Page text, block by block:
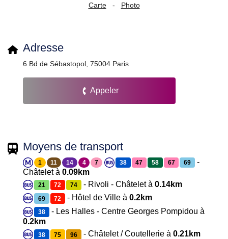
Carte - Photo
Adresse
6 Bd de Sébastopol, 75004 Paris
Appeler
Moyens de transport
1 11 14 4 7 38 47 58 67 69 -
Châtelet à 0.09km
21 72 74 - Rivoli - Châtelet à 0.14km
69 72 - Hôtel de Ville à0.2km
38 - Les Halles - Centre Georges Pompidou à
0.2km
38 75 96 - Châtelet / Coutellerie à 0.21km